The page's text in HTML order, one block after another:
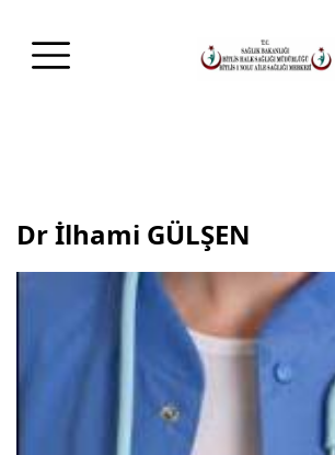
Dr İlhami GÜLŞEN